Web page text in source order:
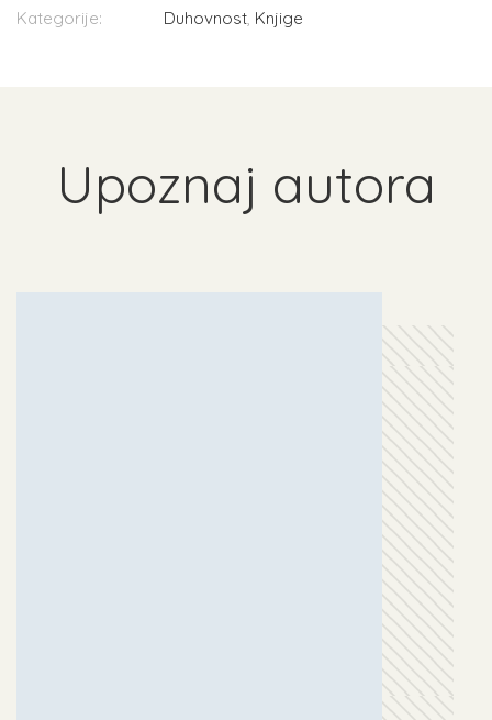
Kategorije: Duhovnost, Knjige
Upoznaj autora